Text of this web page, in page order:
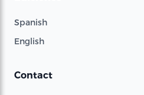
Spanish
English
Contact